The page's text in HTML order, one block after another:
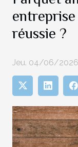
réussie ?
Jeu. 04/06/2026